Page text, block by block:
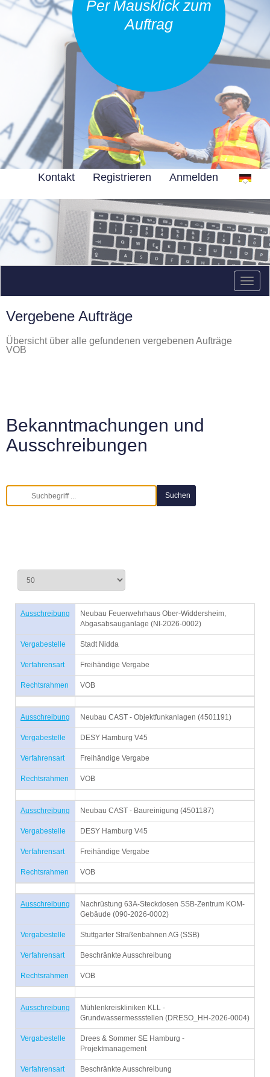
Per Mausklick zum
Auftrag
Kontakt Registrieren Anmelden
Vergebene Aufträge
Übersicht über alle gefundenen vergebenen Aufträge
VOB
Bekanntmachungen und
Ausschreibungen
Ausschreibung
Neubau Feuerwehrhaus Ober-Widdersheim,
Abgasabsauganlage (NI-2026-0002)
Vergabestelle Stadt Nidda
Verfahrensart Freihändige Vergabe
Rechtsrahmen VOB
Ausschreibung Neubau CAST - Objektfunkanlagen (4501191)
Vergabestelle DESY Hamburg V45
Verfahrensart Freihändige Vergabe
Rechtsrahmen VOB
Ausschreibung Neubau CAST - Baureinigung (4501187)
Vergabestelle DESY Hamburg V45
Verfahrensart Freihändige Vergabe
Rechtsrahmen VOB
Ausschreibung
Nachrüstung 63A-Steckdosen SSB-Zentrum KOM-
Gebäude (090-2026-0002)
Vergabestelle Stuttgarter Straßenbahnen AG (SSB)
Verfahrensart Beschränkte Ausschreibung
Rechtsrahmen VOB
Ausschreibung
Mühlenkreiskliniken KLL -
Grundwassermessstellen (DRESO_HH-2026-0004)
Vergabestelle
Drees & Sommer SE Hamburg -
Projektmanagement
Verfahrensart Beschränkte Ausschreibung